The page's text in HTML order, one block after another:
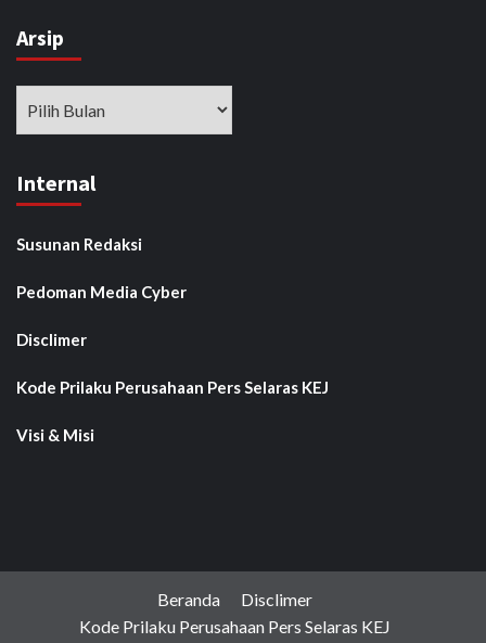
Arsip
Internal
Susunan Redaksi
Pedoman Media Cyber
Disclimer
Kode Prilaku Perusahaan Pers Selaras KEJ
Visi & Misi
Beranda
Disclimer
Kode Prilaku Perusahaan Pers Selaras KEJ